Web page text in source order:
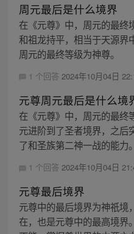
周元最后是什么境界
在《元尊》中，周元的最终
和祖龙持平，相当于天源界
周元的最终等级为神尊。
1 个回答 2024年10月04日
元尊周元最后是什么境
在《元尊》中，周元的最终
元进阶到了圣者境界，之后
了和圣族第二神一战的能力。
1 个回答 2024年10月04日
元尊最后境界
元尊中的最后境界为神祇境
在，也是元尊中的最高境界